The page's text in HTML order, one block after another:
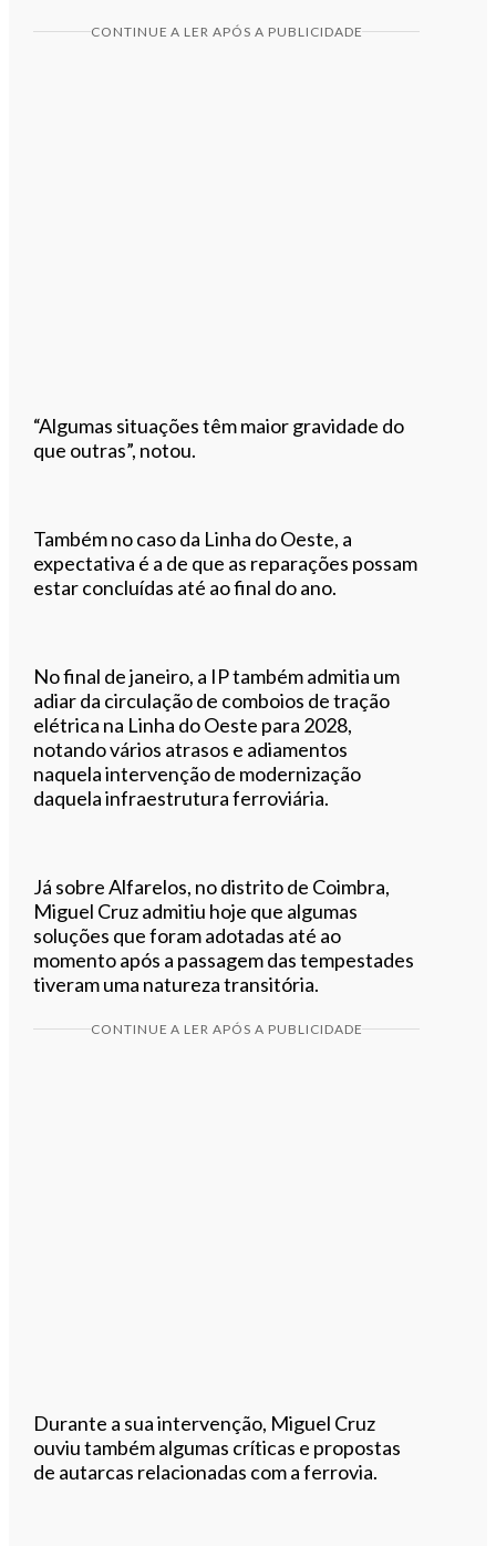
CONTINUE A LER APÓS A PUBLICIDADE
“Algumas situações têm maior gravidade do
que outras”, notou.
Também no caso da Linha do Oeste, a
expectativa é a de que as reparações possam
estar concluídas até ao final do ano.
No final de janeiro, a IP também admitia um
adiar da circulação de comboios de tração
elétrica na Linha do Oeste para 2028,
notando vários atrasos e adiamentos
naquela intervenção de modernização
daquela infraestrutura ferroviária.
Já sobre Alfarelos, no distrito de Coimbra,
Miguel Cruz admitiu hoje que algumas
soluções que foram adotadas até ao
momento após a passagem das tempestades
tiveram uma natureza transitória.
CONTINUE A LER APÓS A PUBLICIDADE
Durante a sua intervenção, Miguel Cruz
ouviu também algumas críticas e propostas
de autarcas relacionadas com a ferrovia.